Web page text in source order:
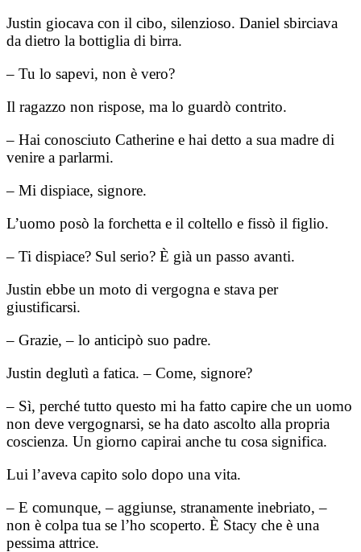
Justin giocava con il cibo, silenzioso. Daniel sbirciava
da dietro la bottiglia di birra.
– Tu lo sapevi, non è vero?
Il ragazzo non rispose, ma lo guardò contrito.
– Hai conosciuto Catherine e hai detto a sua madre di
venire a parlarmi.
– Mi dispiace, signore.
L’uomo posò la forchetta e il coltello e fissò il figlio.
– Ti dispiace? Sul serio? È già un passo avanti.
Justin ebbe un moto di vergogna e stava per
giustificarsi.
– Grazie, – lo anticipò suo padre.
Justin deglutì a fatica. – Come, signore?
– Sì, perché tutto questo mi ha fatto capire che un uomo
non deve vergognarsi, se ha dato ascolto alla propria
coscienza. Un giorno capirai anche tu cosa significa.
Lui l’aveva capito solo dopo una vita.
– E comunque, – aggiunse, stranamente inebriato, –
non è colpa tua se l’ho scoperto. È Stacy che è una
pessima attrice.